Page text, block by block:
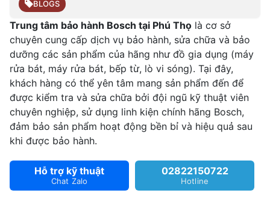
BLOGS
Trung tâm bảo hành Bosch tại Phú Thọ là cơ sở
chuyên cung cấp dịch vụ bảo hành, sửa chữa và bảo
dưỡng các sản phẩm của hãng như đồ gia dụng (máy
rửa bát, máy rửa bát, bếp từ, lò vi sóng). Tại đây,
khách hàng có thể yên tâm mang sản phẩm đến để
được kiểm tra và sửa chữa bởi đội ngũ kỹ thuật viên
chuyên nghiệp, sử dụng linh kiện chính hãng Bosch,
đảm bảo sản phẩm hoạt động bền bỉ và hiệu quả sau
khi được bảo hành.
02822150722
Hotline
Hỗ trợ kỹ thuật
Chat Zalo